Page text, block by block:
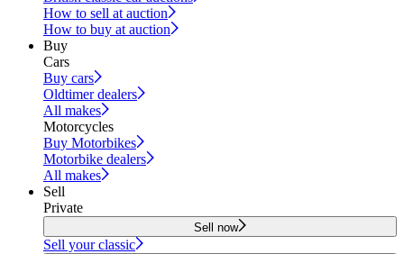
How to sell at auction
How to buy at auction
Buy
Cars
Buy cars
Oldtimer dealers
All makes
Motorcycles
Buy Motorbikes
Motorbike dealers
All makes
Sell
Private
Sell now
Sell your classic